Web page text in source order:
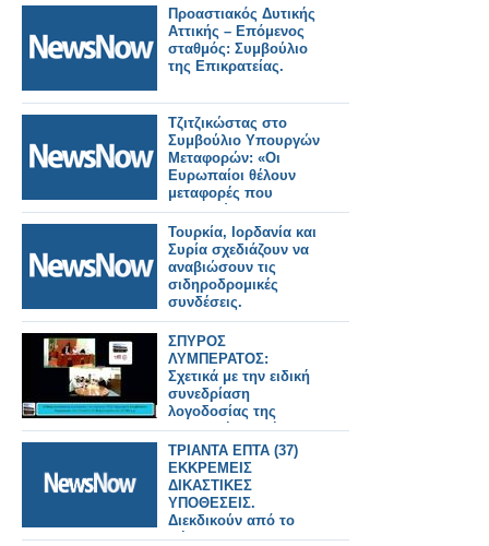
Προαστιακός Δυτικής
Αττικής – Επόμενος
σταθμός: Συμβούλιο
της Επικρατείας.
Τζιτζικώστας στο
Συμβούλιο Υπουργών
Μεταφορών: «Οι
Ευρωπαίοι θέλουν
μεταφορές που
εμπιστεύονται».
Τουρκία, Ιορδανία και
Συρία σχεδιάζουν να
αναβιώσουν τις
σιδηροδρομικές
συνδέσεις.
ΣΠΥΡΟΣ
ΛΥΜΠΕΡΑΤΟΣ:
Σχετικά με την ειδική
συνεδρίαση
λογοδοσίας της
Δημοτικής Αρχής. Τι
ακριβώς προβλέπει ο
νόμος και αν αυτός ο
νόμος εφαρμόζεται
στο Δημοτικό μας
Συμβούλιο
ΤΡΙΑΝΤΑ ΕΠΤΑ (37)
ΕΚΚΡΕΜΕΙΣ
ΔΙΚΑΣΤΙΚΕΣ
ΥΠΟΘΕΣΕΙΣ.
Διεκδικούν από το
Δήμο 1.074.275,51